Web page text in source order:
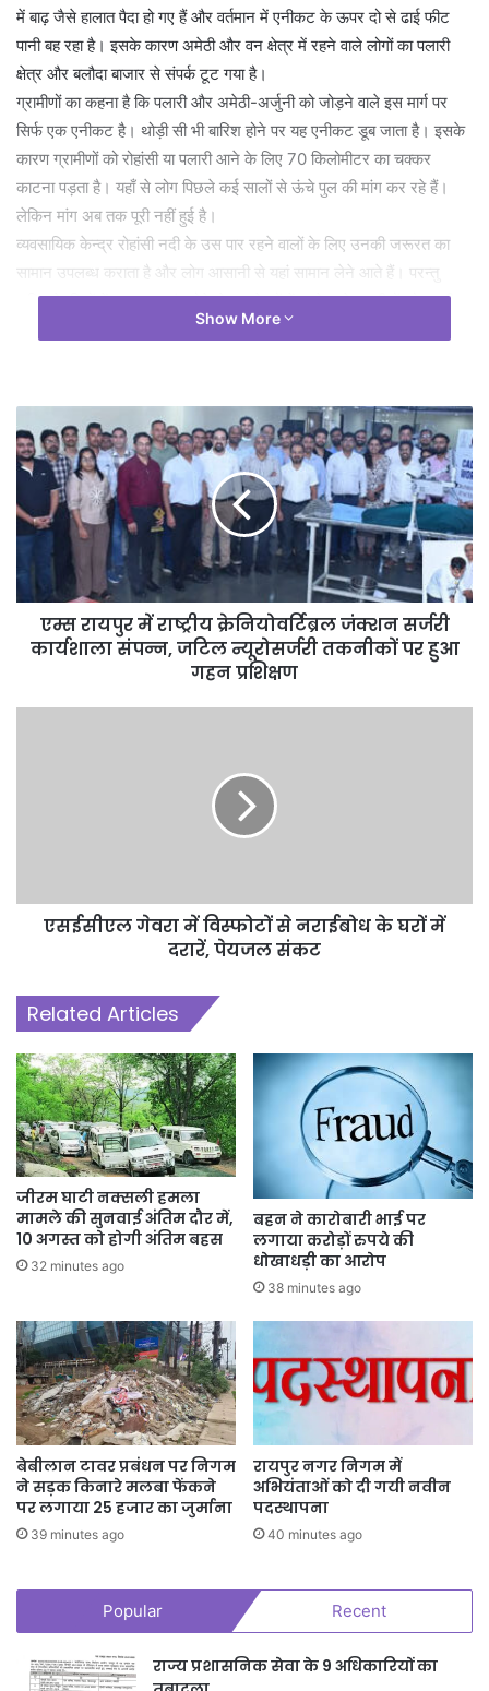
में बाढ़ जैसे हालात पैदा हो गए हैं और वर्तमान में एनीकट के ऊपर दो से ढाई फीट
पानी बह रहा है। इसके कारण अमेठी और वन क्षेत्र में रहने वाले लोगों का पलारी
क्षेत्र और बलौदा बाजार से संपर्क टूट गया है।
ग्रामीणों का कहना है कि पलारी और अमेठी-अर्जुनी को जोड़ने वाले इस मार्ग पर
सिर्फ एक एनीकट है। थोड़ी सी भी बारिश होने पर यह एनीकट डूब जाता है। इसके
कारण ग्रामीणों को रोहांसी या पलारी आने के लिए 70 किलोमीटर का चक्कर
काटना पड़ता है। यहाँ से लोग पिछले कई सालों से ऊंचे पुल की मांग कर रहे हैं।
लेकिन मांग अब तक पूरी नहीं हुई है।
व्यवसायिक केन्द्र रोहांसी नदी के उस पार रहने वालों के लिए उनकी जरूरत का
सामान उपलब्ध कराता है और लोग आसानी से यहां सामान लेने आते हैं। परन्तु
बारिश के दिनों में आवागमन बंद होने से वन क्षेत्रों में रहने वाले ग्रामीणों को काफी
दिक्कतों का सामना करना पड़ता है।
Show More
एम्स रायपुर में राष्ट्रीय क्रेनियोवर्टिब्रल जंक्शन सर्जरी
कार्यशाला संपन्न, जटिल न्यूरोसर्जरी तकनीकों पर हुआ
गहन प्रशिक्षण
एसईसीएल गेवरा में विस्फोटों से नराईबोध के घरों में
दरारें, पेयजल संकट
Related Articles
जीरम घाटी नक्सली हमला
मामले की सुनवाई अंतिम दौर में,
10 अगस्त को होगी अंतिम बहस
32 minutes ago
बहन ने कारोबारी भाई पर
लगाया करोड़ों रुपये की
धोखाधड़ी का आरोप
38 minutes ago
बेबीलान टावर प्रबंधन पर निगम
ने सड़क किनारे मलबा फेंकने
पर लगाया 25 हजार का जुर्माना
39 minutes ago
रायपुर नगर निगम में
अभियंताओं को दी गयी नवीन
पदस्थापना
40 minutes ago
Popular Recent
राज्य प्रशासनिक सेवा के 9 अधिकारियों का